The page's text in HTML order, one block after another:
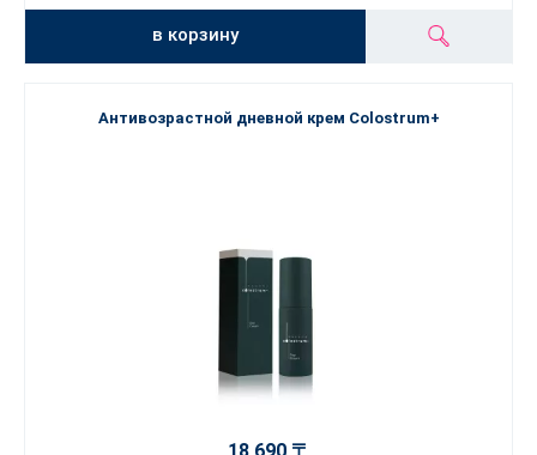
в корзину
Антивозрастной дневной крем Colostrum+